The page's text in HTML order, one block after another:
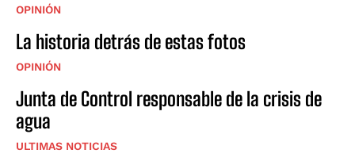
OPINIÓN
La historia detrás de estas fotos
OPINIÓN
Junta de Control responsable de la crisis de
agua
ULTIMAS NOTICIAS